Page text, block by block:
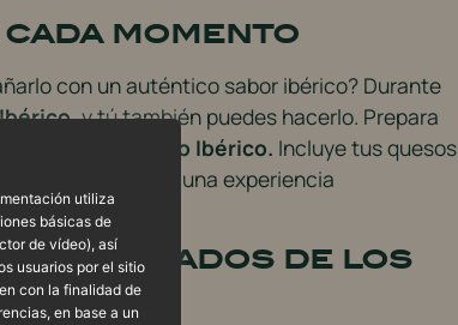
utiliza
básicas de
de vídeo), así
usuarios por el sitio
con la finalidad de
en base a un
momento
con un auténtico sabor ibérico? Durante
, y tú también puedes hacerlo. Prepara
Legado Ibérico. Incluye tus quesos
para disfrutar de una experiencia
Nominados de los